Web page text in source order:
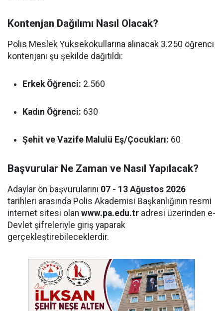
Kontenjan Dağılımı Nasıl Olacak?
Polis Meslek Yüksekokullarına alınacak 3.250 öğrenci
kontenjanı şu şekilde dağıtıldı:
Erkek Öğrenci: 2.560
Kadın Öğrenci: 630
Şehit ve Vazife Malulü Eş/Çocukları: 60
Başvurular Ne Zaman ve Nasıl Yapılacak?
Adaylar ön başvurularını 07 - 13 Ağustos 2026
tarihleri arasında Polis Akademisi Başkanlığının resmi
internet sitesi olan www.pa.edu.tr adresi üzerinden e-
Devlet şifreleriyle giriş yaparak
gerçekleştirebileceklerdir.